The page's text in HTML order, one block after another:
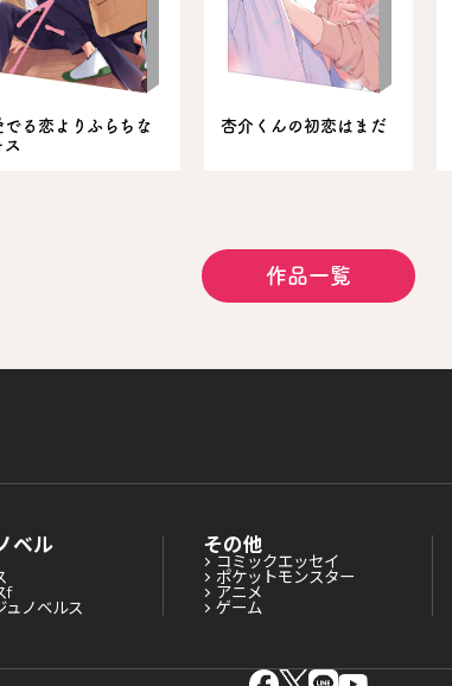
でる恋よりふらちな
ス
杏介くんの初恋はまだ
作品一覧
ベル
f
ュノベルス
その他
コミックエッセイ
ポケットモンスター
アニメ
ゲーム